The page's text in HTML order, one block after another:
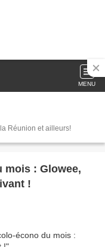
MENU
Réunion et ailleurs!
mois : Glowee,
!